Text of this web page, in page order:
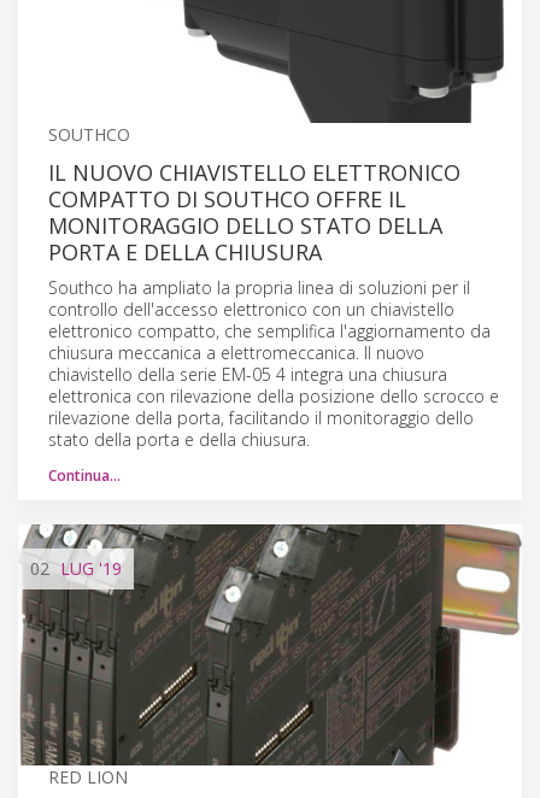
SOUTHCO
IL NUOVO CHIAVISTELLO ELETTRONICO
COMPATTO DI SOUTHCO OFFRE IL
MONITORAGGIO DELLO STATO DELLA
PORTA E DELLA CHIUSURA
Southco ha ampliato la propria linea di soluzioni per il
controllo dell'accesso elettronico con un chiavistello
elettronico compatto, che semplifica l'aggiornamento da
chiusura meccanica a elettromeccanica. Il nuovo
chiavistello della serie EM-05 4 integra una chiusura
elettronica con rilevazione della posizione dello scrocco e
rilevazione della porta, facilitando il monitoraggio dello
stato della porta e della chiusura.
Continua…
02 LUG '19
RED LION